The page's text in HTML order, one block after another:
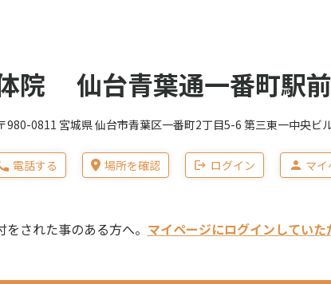
院 仙台青葉通一番町駅
980-0811 宮城県 仙台市青葉区一番町2丁目5-6 第三東一中央ビ
電話する 場所を確認 ログイン マイ
された事のある方へ。 マイページにログインしていた